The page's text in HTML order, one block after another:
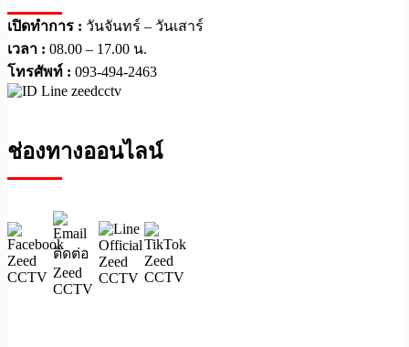
เปิดทำการ : วันจันทร์ – วันเสาร์
เวลา : 08.00 – 17.00 น.
โทรศัพท์ : 093-494-2463
ช่องทางออนไลน์